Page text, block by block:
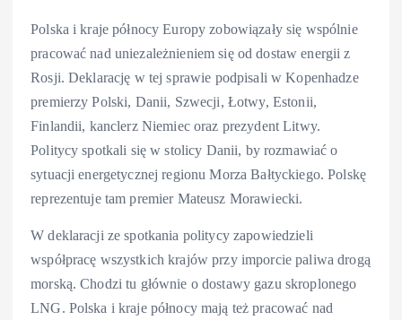
Polska i kraje północy Europy zobowiązały się wspólnie
pracować nad uniezależnieniem się od dostaw energii z
Rosji. Deklarację w tej sprawie podpisali w Kopenhadze
premierzy Polski, Danii, Szwecji, Łotwy, Estonii,
Finlandii, kanclerz Niemiec oraz prezydent Litwy.
Politycy spotkali się w stolicy Danii, by rozmawiać o
sytuacji energetycznej regionu Morza Bałtyckiego. Polskę
reprezentuje tam premier Mateusz Morawiecki.
W deklaracji ze spotkania politycy zapowiedzieli
współpracę wszystkich krajów przy imporcie paliwa drogą
morską. Chodzi tu głównie o dostawy gazu skroplonego
LNG. Polska i kraje północy mają też pracować nad